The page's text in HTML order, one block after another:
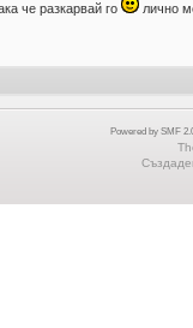
че разкарвай го
лично
Powered by SMF